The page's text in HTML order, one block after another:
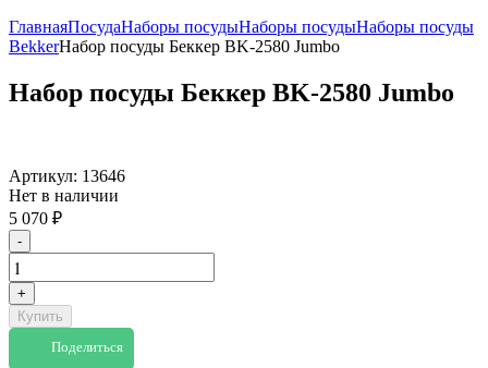
ГлавнаяПосудаНаборы посудыНаборы посудыНаборы посуды
BekkerНабор посуды Беккер BK-2580 Jumbo
Набор посуды Беккер BK-2580 Jumbo
Артикул: 13646
Нет в наличии
5 070 ₽
-
+
Купить
Поделиться